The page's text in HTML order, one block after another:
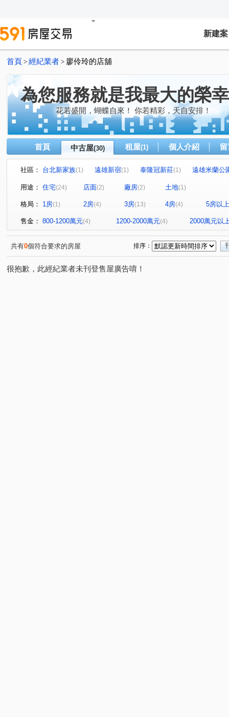
新建案
首頁 > 經紀業者 > 廖伶玲的店舖
為您服務就是我最大的榮幸
花若盛開，蝴蝶自來！ 你若精彩，天自安排！
首頁 中古屋(30) 租屋(1) 個人介紹
社區： 台北新家族(1) 遠雄新宿(1) 泰隆冠新莊(1)
遠雄米蘭公
幸福公園百合館
(1) (1)
名軒富麗 幸福佳瑪方正二樓(1) 帝后花園維多利亞(1)
榮馥大院(1) 新泰陽 麥當勞三樓雅寓
幸福捷運三
聯邦新貴族(1) 合康新世紀(1) 五工商住辦(1) 壽安新城
中平路(5) 新北大道四段(1) 中原路(1)
中
幸福東路(1) 復興路一段(1) 中華路二段(1) 中和街(1)
舊莊街一段(1) 二鬮路 (1) 富貴路
用途： 住宅(24) 店面(2) 廠房(2) 土地(1)
格局： 1房(1) 2房(4) 3房(13) 4房(4) 5房以上
售金： 800-1200萬元(4) 1200-2000萬元(4) 2000萬元以
共有0個符合要求的房屋 排序：
很抱歉，此經紀業者未刊登售屋廣告唷！